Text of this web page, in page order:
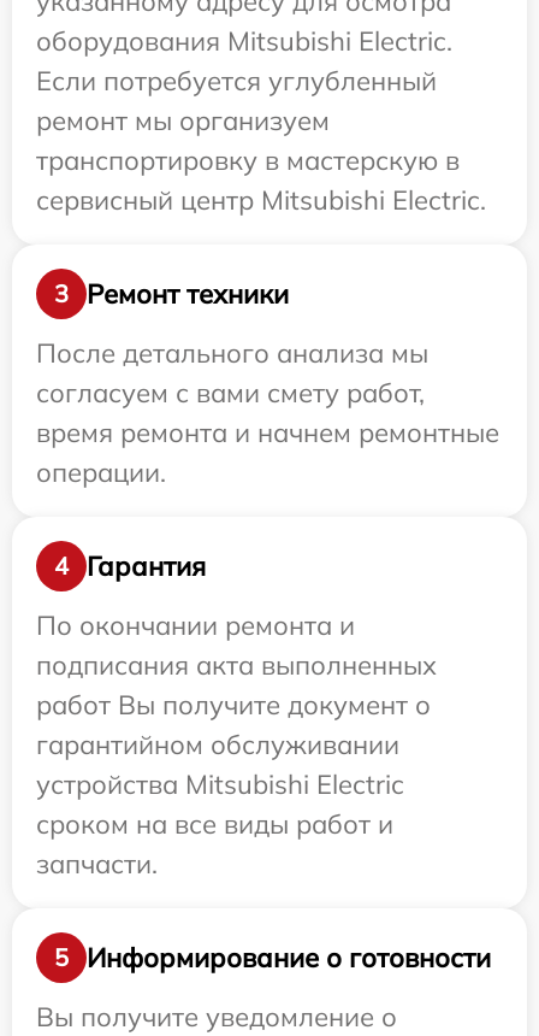
оборудования Mitsubishi Electric.
Если потребуется углубленный
ремонт мы организуем
транспортировку в мастерскую в
сервисный центр Mitsubishi Electric.
3
Ремонт техники
После детального анализа мы
согласуем с вами смету работ,
время ремонта и начнем ремонтные
операции.
4
Гарантия
По окончании ремонта и
подписания акта выполненных
работ Вы получите документ о
гарантийном обслуживании
устройства Mitsubishi Electric
сроком на все виды работ и
запчасти.
5
Информирование о готовности
Вы получите уведомление о